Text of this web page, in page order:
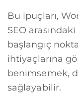
Bu ipuçları,
SEO
başlangıç
ihtiyaçlarına
benimsemek,
sağlayabilir.